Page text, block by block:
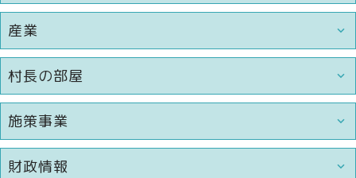
産業
村長の部屋
施策事業
財政情報